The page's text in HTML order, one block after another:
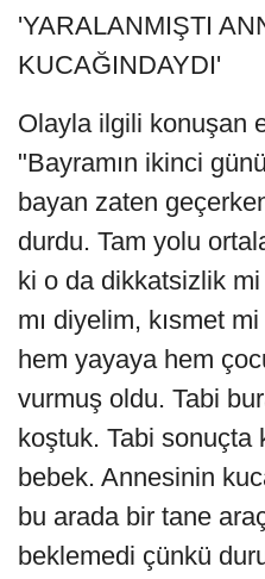
'YARALANMIŞTI
KUCAĞINDAYDI'
Olayla ilgili konuşan
"Bayramın ikinci
bayan zaten
durdu. Tam yolu
ki o da dikkatsizlik
mı diyelim, kısmet
hem yayaya hem
vurmuş oldu. Tabi
koştuk. Tabi sonuçta
bebek. Annesinin
bu arada bir tane
beklemedi çünkü